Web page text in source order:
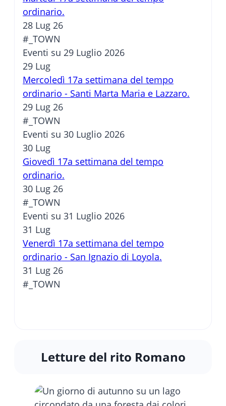
ordinario.
28 Lug 26
#_TOWN
Eventi su 29 Luglio 2026
29 Lug
Mercoledì 17a settimana del tempo
ordinario - Santi Marta Maria e Lazzaro.
29 Lug 26
#_TOWN
Eventi su 30 Luglio 2026
30 Lug
Giovedì 17a settimana del tempo
ordinario.
30 Lug 26
#_TOWN
Eventi su 31 Luglio 2026
31 Lug
Venerdì 17a settimana del tempo
ordinario - San Ignazio di Loyola.
31 Lug 26
#_TOWN
Letture del rito Romano